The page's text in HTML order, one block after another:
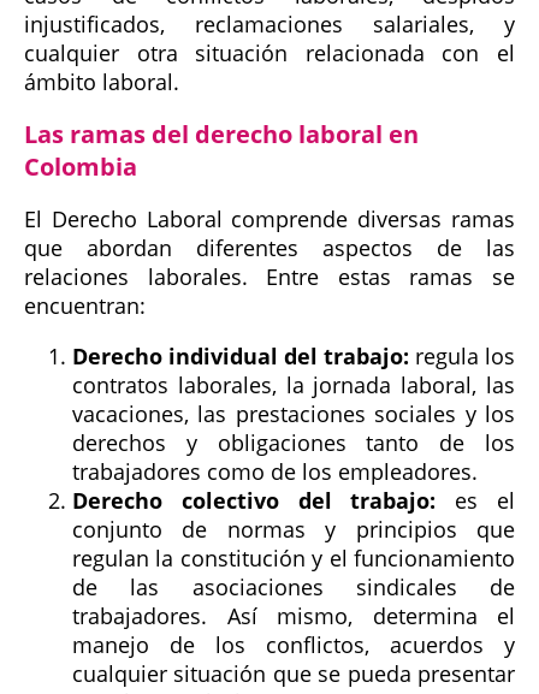
injustificados, reclamaciones salariales, y
cualquier otra situación relacionada con el
ámbito laboral.
Las ramas del derecho laboral en
Colombia
El Derecho Laboral comprende diversas ramas
que abordan diferentes aspectos de las
relaciones laborales. Entre estas ramas se
encuentran:
Derecho individual del trabajo: regula los
contratos laborales, la jornada laboral, las
vacaciones, las prestaciones sociales y los
derechos y obligaciones tanto de los
trabajadores como de los empleadores.
Derecho colectivo del trabajo: es el
conjunto de normas y principios que
regulan la constitución y el funcionamiento
de las asociaciones sindicales de
trabajadores. Así mismo, determina el
manejo de los conflictos, acuerdos y
cualquier situación que se pueda presentar